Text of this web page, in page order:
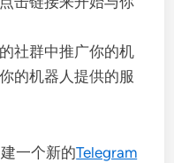
社群中推广你的机
的机器人提供的服
一个新的Telegram